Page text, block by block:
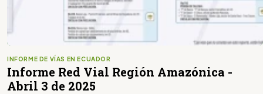
INFORME DE VÍAS EN ECUADOR
Informe Red Vial Región Amazónica -
Abril 3 de 2025